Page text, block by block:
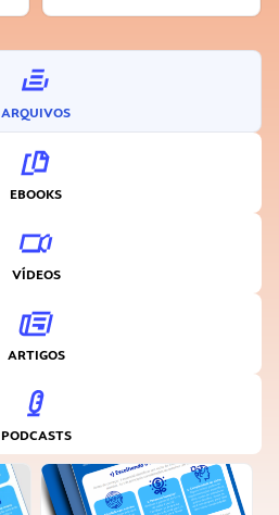
ARQUIVOS
EBOOKS
VÍDEOS
ARTIGOS
PODCASTS